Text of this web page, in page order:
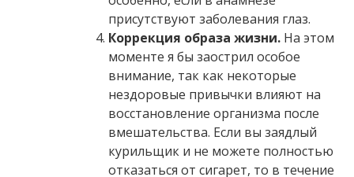
присутствуют заболевания глаз.
Коррекция образа жизни. На этом
моменте я бы заострил особое
внимание, так как некоторые
нездоровые привычки влияют на
восстановление организма после
вмешательства. Если вы заядлый
курильщик и не можете полностью
отказаться от сигарет, то в течение